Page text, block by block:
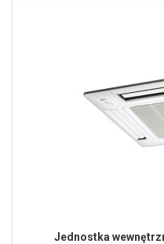
Jednostka